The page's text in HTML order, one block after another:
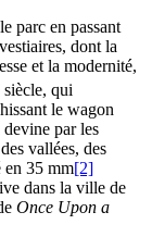
parc en passant
dont la
et la modernité,
siècle, qui
le wagon
devine par les
vallées, des
en 35 mm[2]
dans la ville de
Once Upon a